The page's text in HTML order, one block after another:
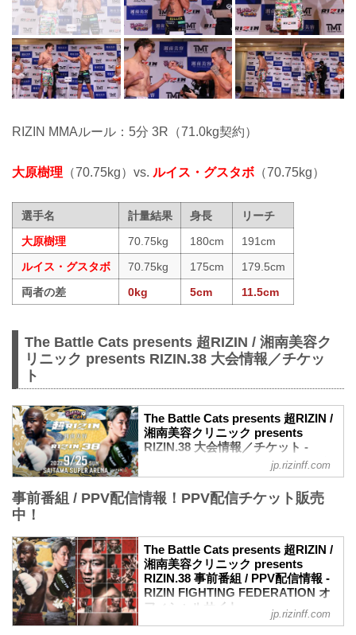
RIZIN MMAルール：5分 3R（71.0kg契約）
大原樹理 （70.75kg）vs. ルイス・グスタボ （70.75kg）
選手名 計量結果 身長
リーチ
大原樹理
70.75kg 180cm
191cm
ルイス・グスタボ
70.75kg 175cm
179.5cm
両者の差
0kg 5cm 11.5cm
The Battle Cats presents 超RIZIN / 湘南美容ク
リニック presents RIZIN.38 大会情報／チケッ
ト
The Battle Cats presents 超RIZIN /
湘南美容クリニック presents
RIZIN.38 大会情報／チケット -
RIZIN FIGHTING FEDERATION オ
フィシャルサイト
大会概要
美容クリニック presents RIZIN.38
日時
2022年9月25日（日）10:30開場 / 12:00開
始
※RIZIN.38は超RIZIN終了後、1時間の休
憩を挟んで開始いたします。尚15:00開始
jp.rizinff.com
事前番組 / PPV配信情報！PPV配信チケット販売
中！
The Battle Cats presents 超RIZIN /
湘南美容クリニック presents
RIZIN.38 事前番組 / PPV配信情報 -
RIZIN FIGHTING FEDERATION オ
フィシャルサイト
9月25日（日）さいたまスーパーアリーナ
jp.rizinff.com